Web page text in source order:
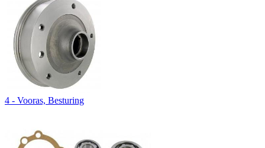
4 - Vooras, Besturing